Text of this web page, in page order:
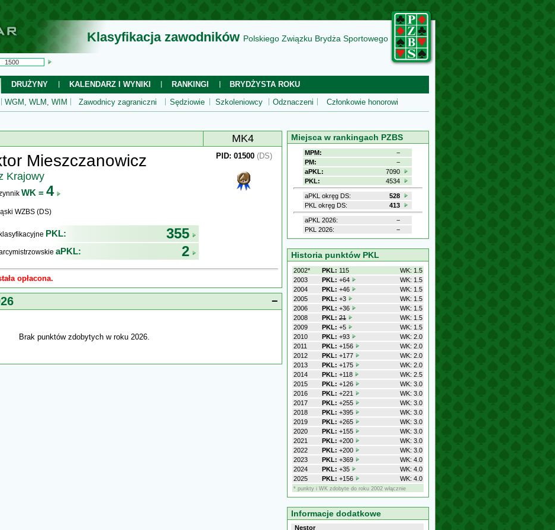
Klasyfikacja zawodników Polskiego Związku Brydża Sportowego
DRUŻYNY KALENDARZ I WYNIKI RANKINGI
BRYDŻYSTA ROKU
WGM, WLM, WIM Zawodnicy zagraniczni Sędziowie Szkoleniowcy Odznaczeni Członkowie honorowi
MK4
Mieszczanowicz
Krajowy
WK = 4
WZBS (DS)
PKL: 355
aPKL: 2
PID: 01500 (DS)
opłacona.
−
Brak punktów zdobytych w roku 2026.
Miejsca w rankingach PZBS
MPM:
−
PM:
−
aPKL:
7090
PKL:
4534
aPKL okręg DS:
528
PKL okręg DS:
413
aPKL 2026:
−
PKL 2026:
−
Historia punktów PKL
2002* PKL: 115
WK: 1.5
2003
PKL: +64
WK: 1.5
2004
PKL: +46
WK: 1.5
2005
PKL: +3
WK: 1.5
2006
PKL: +36
WK: 1.5
2008
PKL: 21
WK: 1.5
2009
PKL: +5
WK: 1.5
2010
PKL: +93
WK: 2.0
2011
PKL: +156
WK: 2.0
2012
PKL: +177
WK: 2.0
2013
PKL: +175
WK: 2.0
2014
PKL: +118
WK: 2.5
2015
PKL: +126
WK: 3.0
2016
PKL: +221
WK: 3.0
2017
PKL: +255
WK: 3.0
2018
PKL: +395
WK: 3.0
2019
PKL: +265
WK: 3.0
2020
PKL: +155
WK: 3.0
2021
PKL: +200
WK: 3.0
2022
PKL: +200
WK: 3.0
2023
PKL: +369
WK: 4.0
2024
PKL: +35
WK: 4.0
2025
PKL: +156 WK: 4.0
* punkty i WK zdobyte do roku 2002 włącznie
Informacje dodatkowe
Nestor